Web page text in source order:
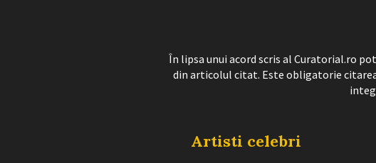
În lipsa unui acord scris al Curatorial.ro
din articolul citat. Este obligatorie
Artisti celebri